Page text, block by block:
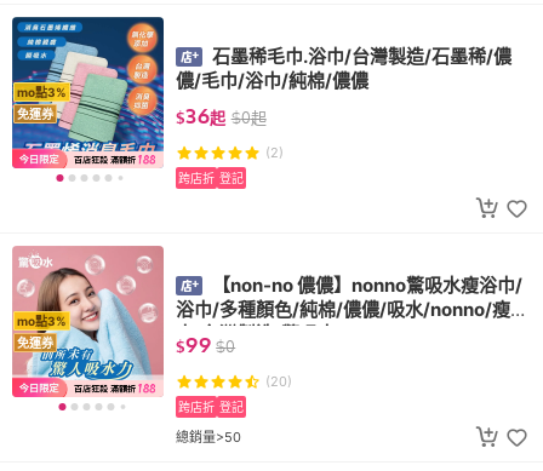
mo點3%
免運券
石墨稀毛巾.浴巾/台灣製造/石墨稀/儂
儂/毛巾/浴巾/純棉/儂儂
$36起 $0起
(2)
跨店折 登記
mo點3%
免運券
【non-no 儂儂】nonno驚吸水瘦浴巾/
浴巾/多種顏色/純棉/儂儂/吸水/nonno/瘦浴
巾/台灣製造/驚吸水
$99 $0
(20)
總銷量>50
跨店折 登記